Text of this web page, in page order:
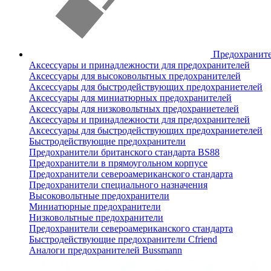
Аксессуары и принадлежности для предохранителей
Аксессуары для высоковольтных предохранителей
Аксессуары для быстродействующих предохраниетелей
Аксессуары для миниатюрных предохранителей
Аксессуары для низковольтных предохраниетелей
Аксессуары и принадлежности для предохранителей
Аксессуары для быстродействующих предохраниетелей
Быстродействующие предохранители
Предохранители британского стандарта BS88
Предохранители в прямоугольном корпусе
Предохранители североамериканского стандарта
Предохранители специального назначения
Высоковольтные предохранители
Миниатюрные предохранители
Низковольтные предохранители
Предохранители североамериканского стандарта
Быстродействующие предохранители Cfriend
Аналоги предохранителей Bussmann